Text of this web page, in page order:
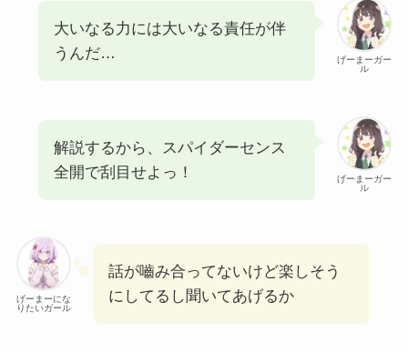
げーまーガー
ル
大いなる力には大いなる責任が伴
うんだ…
げーまーガー
ル
解説するから、スパイダーセンス
全開で刮目せよっ！
げーまーにな
りたいガール
話が嚙み合ってないけど楽しそう
にしてるし聞いてあげるか